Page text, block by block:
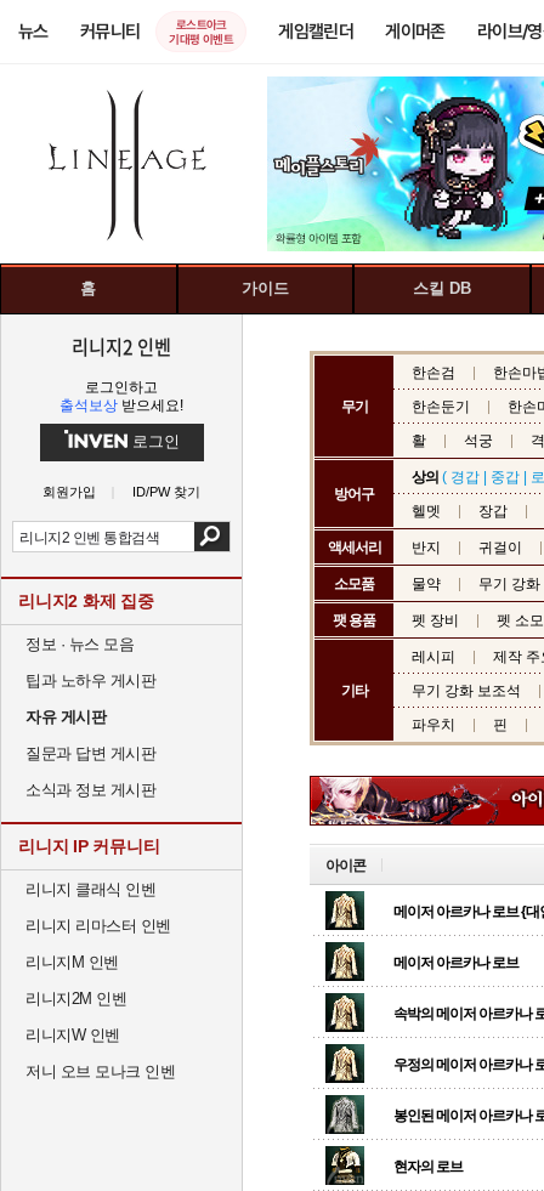
뉴스 커뮤니티
로스트아크
기대평 이벤트
게임캘린더 게이머존 라이브/
홈 가이드 스킬 DB
리니지2 인벤
로그인하고
출석보상 받으세요!
로그인
회원가입 ID/PW 찾기
리니지2 화제 집중
정보 · 뉴스 모음
팁과 노하우 게시판
자유 게시판
질문과 답변 게시판
소식과 정보 게시판
리니지 IP 커뮤니티
리니지 클래식 인벤
리니지 리마스터 인벤
리니지M 인벤
리니지2M 인벤
리니지W 인벤
저니 오브 모나크 인벤
무기
한손검
한손마
한손둔기
한손
활
석궁
방어구
상의 ( 경갑 중갑
헬멧
장갑
액세서리 반지 귀걸이
소모품 물약 무기 강
팻 용품 펫 장비 펫 소
기타
레시피
제작 주
무기 강화 보조석
파우치
핀
아이콘
메이저 아르카나 로브 {대
메이저 아르카나 로브
속박의 메이저 아르카나
우정의 메이저 아르카나
봉인된 메이저 아르카나
현자의 로브